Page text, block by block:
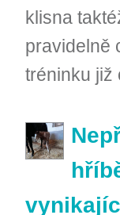
klisna
pravidelně
tréninku již